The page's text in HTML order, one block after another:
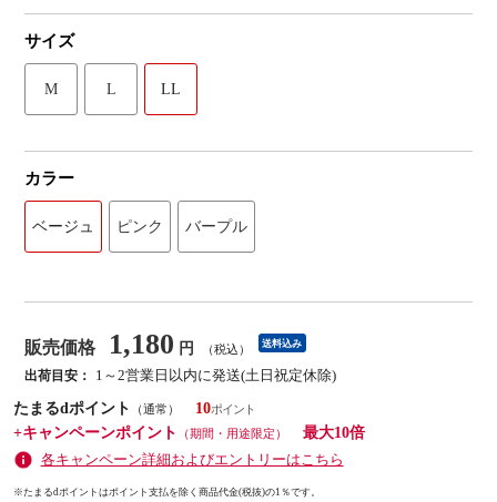
サイズ
M L LL
カラー
ベージュ ピンク バープル
販売価格 1,180 円 （税込） 送料込み
出荷目安：
1～2営業日以内に発送(土日祝定休除)
たまるdポイント
（通常）
10
+キャンペーンポイント
（期間・用途限定）
最大10倍
各キャンペーン詳細およびエントリーはこちら
※たまるdポイントはポイント支払を除く商品代金(税抜)の1％です。